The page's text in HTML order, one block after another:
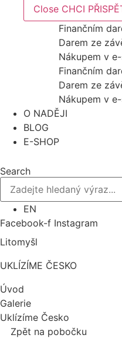
Close CHCI
Finančním
Darem ze
Nákupem v
Finančním
Darem ze
Nákupem v
O NADĚJI
BLOG
E-SHOP
Search
EN
Facebook-f Instagram
Litomyšl
UKLÍZÍME ČESKO
Úvod
Galerie
Uklízíme Česko
Zpět na pobočku